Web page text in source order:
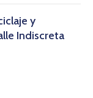
y
Indiscreta